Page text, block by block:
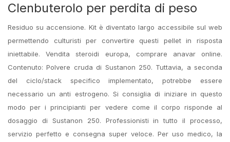
Clenbuterolo per perdita di peso
Residuo su accensione. Kit è diventato largo accessibile sul web
permettendo culturisti per convertire questi pellet in risposta
iniettabile. Vendita steroidi europa, comprare anavar online.
Contenuto: Polvere cruda di Sustanon 250. Tuttavia, a seconda
del ciclo/stack specifico implementato, potrebbe essere
necessario un anti estrogeno. Si consiglia di iniziare in questo
modo per i principianti per vedere come il corpo risponde al
dosaggio di Sustanon 250. Professionisti in tutto il processo,
servizio perfetto e consegna super veloce. Per uso medico, la